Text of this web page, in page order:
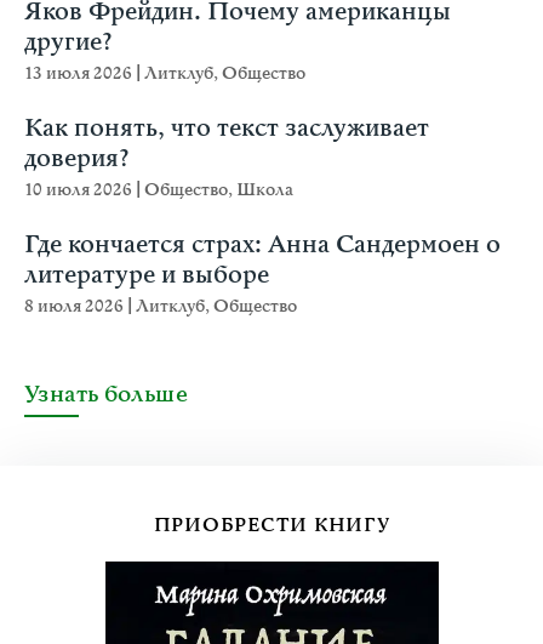
Яков Фрейдин. Почему американцы
другие?
13 июля 2026 Литклуб,Общество
Как понять, что текст заслуживает
доверия?
10 июля 2026 Общество, Школа
Где кончается страх: Анна Сандермоен о
литературе и выборе
8 июля 2026 Литклуб,Общество
Узнать больше
ПРИОБРЕСТИ КНИГУ